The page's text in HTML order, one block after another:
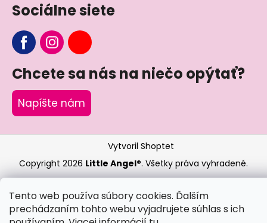
Tento web používa súbory cookies. Ďalším
prechádzaním tohto webu vyjadrujete súhlas s ich
Sociálne siete
Chcete sa nás na niečo opýtať?
Napíšte nám
Vytvoril Shoptet
Copyright 2026 Little Angel®. Všetky práva vyhradené.